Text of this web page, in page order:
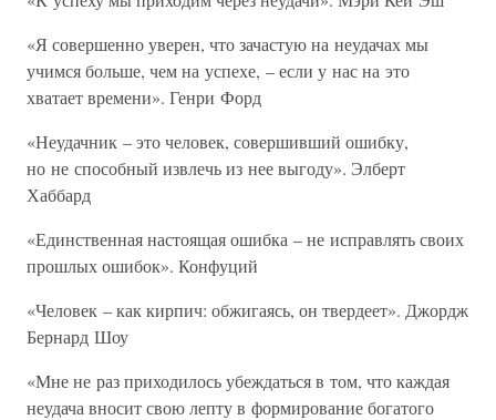
«Я совершенно уверен, что зачастую на неудачах мы
учимся больше, чем на успехе, – если у нас на это
хватает времени». Генри Форд
«Неудачник – это человек, совершивший ошибку,
но не способный извлечь из нее выгоду». Элберт
Хаббард
«Единственная настоящая ошибка – не исправлять своих
прошлых ошибок». Конфуций
«Человек – как кирпич: обжигаясь, он твердеет». Джордж
Бернард Шоу
«Мне не раз приходилось убеждаться в том, что каждая
неудача вносит свою лепту в формирование богатого